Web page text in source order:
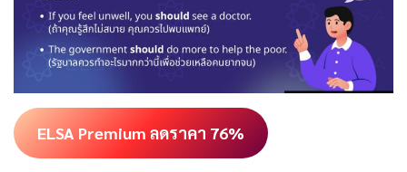
ELSA Premium ลดราคา 76%